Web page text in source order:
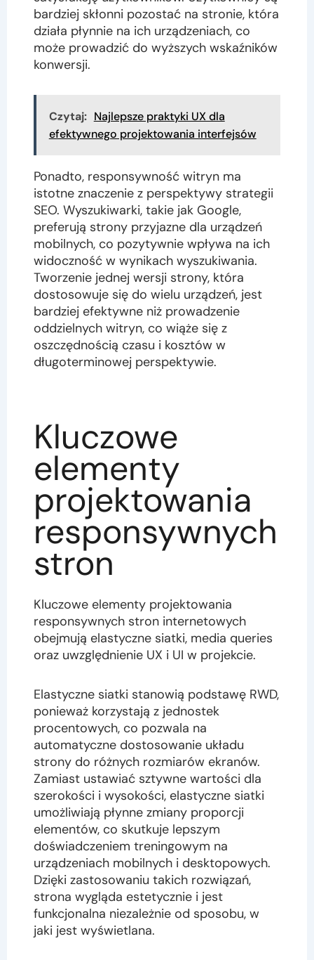
bardziej skłonni pozostać na stronie, która
działa płynnie na ich urządzeniach, co
może prowadzić do wyższych wskaźników
konwersji.
Czytaj: Najlepsze praktyki UX dla
efektywnego projektowania interfejsów
Ponadto, responsywność witryn ma
istotne znaczenie z perspektywy strategii
SEO. Wyszukiwarki, takie jak Google,
preferują strony przyjazne dla urządzeń
mobilnych, co pozytywnie wpływa na ich
widoczność w wynikach wyszukiwania.
Tworzenie jednej wersji strony, która
dostosowuje się do wielu urządzeń, jest
bardziej efektywne niż prowadzenie
oddzielnych witryn, co wiąże się z
oszczędnością czasu i kosztów w
długoterminowej perspektywie.
Kluczowe
elementy
projektowania
responsywnych
stron
Kluczowe elementy projektowania
responsywnych stron internetowych
obejmują elastyczne siatki, media queries
oraz uwzględnienie UX i UI w projekcie.
Elastyczne siatki stanowią podstawę RWD,
ponieważ korzystają z jednostek
procentowych, co pozwala na
automatyczne dostosowanie układu
strony do różnych rozmiarów ekranów.
Zamiast ustawiać sztywne wartości dla
szerokości i wysokości, elastyczne siatki
umożliwiają płynne zmiany proporcji
elementów, co skutkuje lepszym
doświadczeniem treningowym na
urządzeniach mobilnych i desktopowych.
Dzięki zastosowaniu takich rozwiązań,
strona wygląda estetycznie i jest
funkcjonalna niezależnie od sposobu, w
jaki jest wyświetlana.